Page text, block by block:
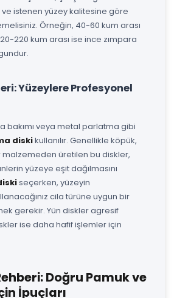
istenen yüzey kalitesine göre
Örneğin, 40-60 kum arası
220 kum arası ise ince zımpara
Yüzeylere Profesyonel
bakımı veya metal parlatma gibi
diskikullanılır. Genellikle köpük,
üretilen bu diskler,
yüzeye eşit dağılmasını
seçerken, yüzeyin
cila türüne uygun bir
gerekir. Yün diskler agresif
ise daha hafif işlemler için
Doğru Pamuk ve
İpuçları